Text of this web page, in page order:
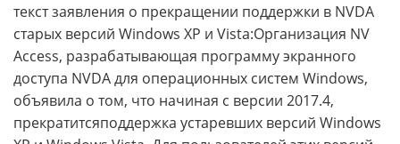
текст заявления о прекращении поддержки в NVDA
старых версий Windows XP и Vista:Организация NV
Access, разрабатывающая программу экранного
доступа NVDA для операционных систем Windows,
объявила о том, что начиная с версии 2017.4,
прекратитсяподдержка устаревших версий Windows